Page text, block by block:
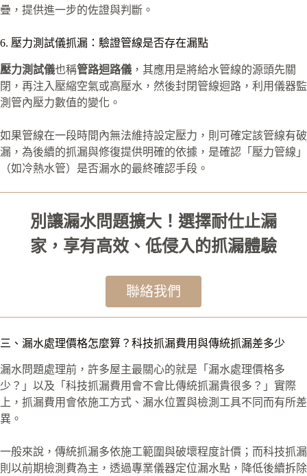
疊，提供進一步的佐證與判斷。
6. 壓力測試儀抓漏：驗證管線是否存在漏點
壓力測試儀也稱管路迴路儀 ，其應用是將給水管線的源頭先關
閉，再注入壓縮空氣或高壓水，然後封閉管線迴路，利用儀器監
測管內壓力數值的變化。
如果管線在一段時間內無法維持設定壓力，則可確定該管線有破
漏，為後續的抓漏與修復提供明確的依據，是確認「壓力管線」
（如冷熱水管）是否漏水的最終確認手段。
別讓漏水問題擴大！選擇耐仕止漏
家，享有高效、低侵入的抓漏體驗
聯絡我們
三、漏水處理價格怎麼算？科技抓漏費用與傳統抓漏差多少
漏水問題處理前，許多屋主最關心的就是「漏水處理價格多
少？」以及「科技抓漏費用會不會比傳統抓漏貴很多？」實際
上，抓漏費用會依施工方式、漏水位置與檢測工具不同而有所差
異。
一般來說，傳統抓漏多依施工範圍與破壞程度計價；而科技抓漏
則以前期檢測費為主，透過專業儀器定位漏水點，降低後續拆除